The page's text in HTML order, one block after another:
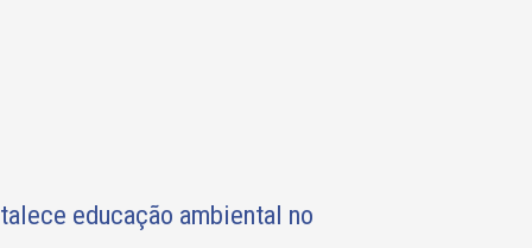
educação ambiental no